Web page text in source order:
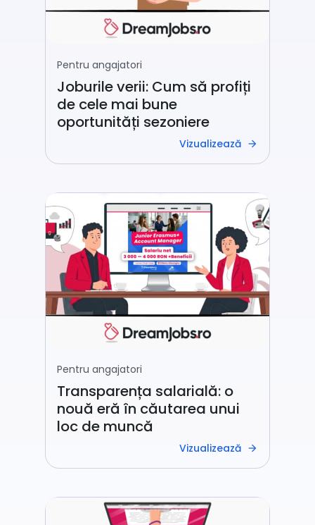
Pentru angajatori
Joburile verii: Cum să profiți
de cele mai bune
oportunități sezoniere
Vizualizează arrow_forward
Pentru angajatori
Transparența salarială: o
nouă eră în căutarea unui
loc de muncă
Vizualizează arrow_forward